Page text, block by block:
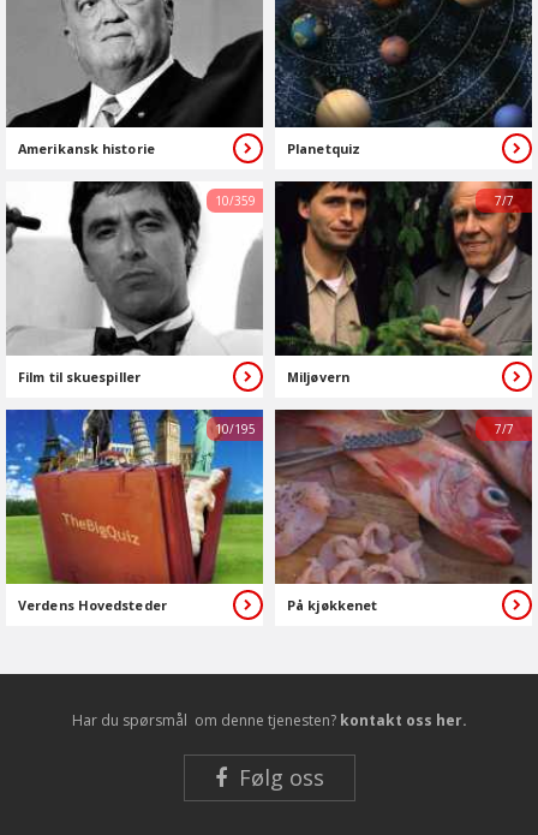
Amerikansk historie Planetquiz
Film til skuespiller
10/359
Miljøvern
7/7
Verdens Hovedsteder
10/195
På kjøkkenet
7/7
Har du spørsmål om denne tjenesten? kontakt oss her.
Følg oss